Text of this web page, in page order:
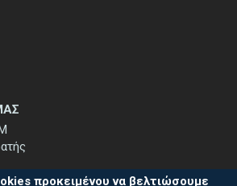
προκειμένου να βελτιώσουμε